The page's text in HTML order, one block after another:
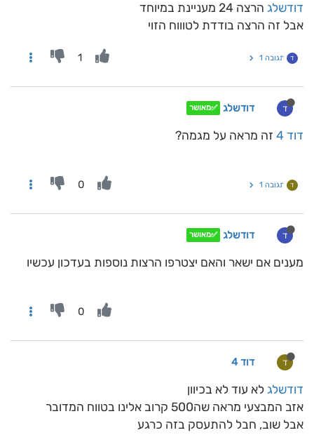
דודשלג הרצה 24 מעניינת במיוחד
אבל זה הרצה בודדת לטוווח הזוי
ד תגובה 1 1
ד דודשלג ✅מאושר
דוד 4 זה מראה על מגמה?
ד תגובה 1 0
ד דודשלג ✅מאושר
מענים אם ישאר והאם יצטרפו הרצות נוספות בעדכון עכשיו
0
ד דוד 4
דודשלג לא עוד לא בכיוון
אזב המבצעי מראה שה500 קרוב אלינו בטווח המדובר
אבל שוב, חבל להתעסק בזה כרגע